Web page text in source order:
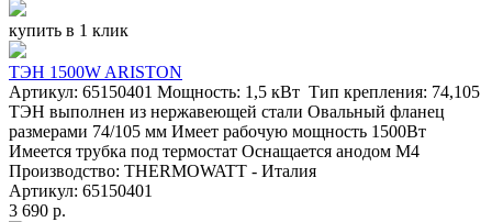
купить в 1 клик
ТЭН 1500W ARISTON
Артикул: 65150401 Мощность: 1,5 кВт Тип крепления: 74,105
ТЭН выполнен из нержавеющей стали Овальный фланец
размерами 74/105 мм Имеет рабочую мощность 1500Вт
Имеется трубка под термостат Оснащается анодом М4
Производство: THERMOWATT - Италия
Артикул: 65150401
3 690 р.